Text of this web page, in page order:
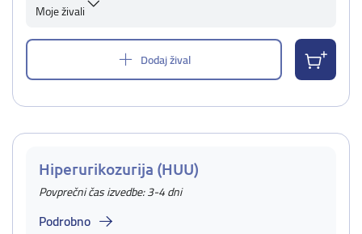
Moje živali
Dodaj žival
Hiperurikozurija (HUU)
Povprečni čas izvedbe: 3-4 dni
Podrobno